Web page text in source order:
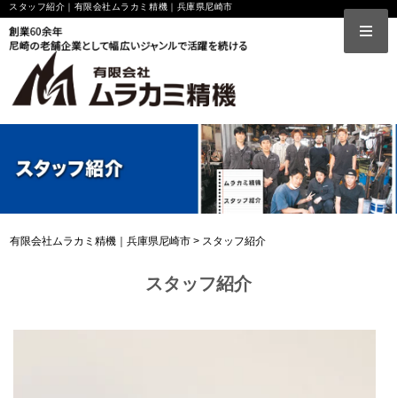
スタッフ紹介｜有限会社ムラカミ精機｜兵庫県尼崎市
有限会社ムラカミ精機｜兵庫県尼崎市> スタッフ紹介
スタッフ紹介